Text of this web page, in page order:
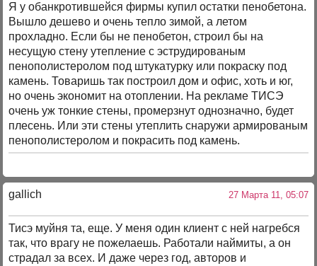
Я у обанкротившейся фирмы купил остатки пенобетона.
Вышло дешево и очень тепло зимой, а летом
прохладно. Если бы не пенобетон, строил бы на
несущую стену утепление с эструдированым
пенополистеролом под штукатурку или покраску под
камень. Товаришь так построил дом и офис, хоть и юг,
но очень экономит на отоплении. На рекламе ТИСЭ
очень уж тонкие стены, промерзнут однозначно, будет
плесень. Или эти стены утеплить снаружи армированым
пенополистеролом и покрасить под камень.
gallich 27 Марта 11, 05:07
Тисэ муйня та, еще. У меня один клиент с ней нагребся
так, что врагу не пожелаешь. Работали наймиты, а он
страдал за всех. И даже через год, авторов и